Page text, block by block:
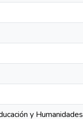
y Humanidades